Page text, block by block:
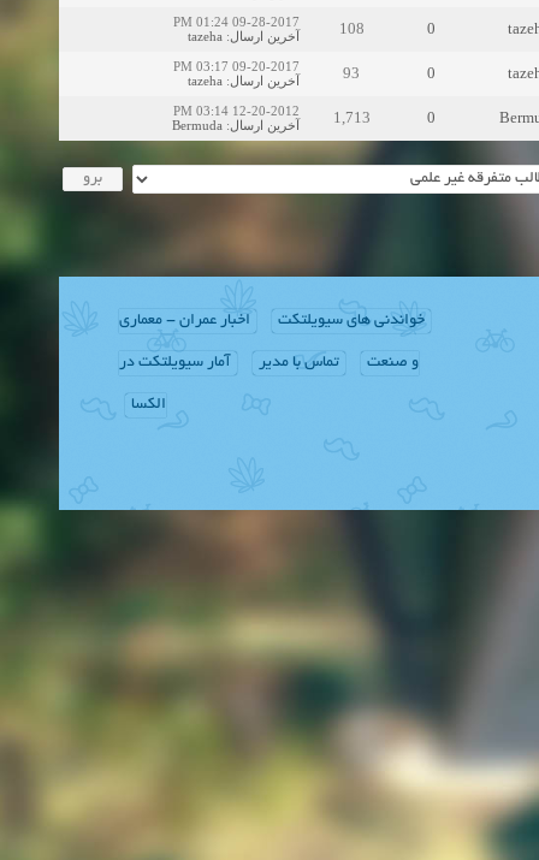
0
108
09-28-2017 01:24 PM
آخرین ارسال:
tazeha
0
93
09-20-2017 03:17 PM
آخرین ارسال:
tazeha
0
1,713
12-20-2012 03:14 PM
آخرین ارسال:
Bermuda
خواندنی های سیویلتکت اخبار عمران - معماری
و صنعت تماس با مدیر آمار سیویلتکت در
الکسا